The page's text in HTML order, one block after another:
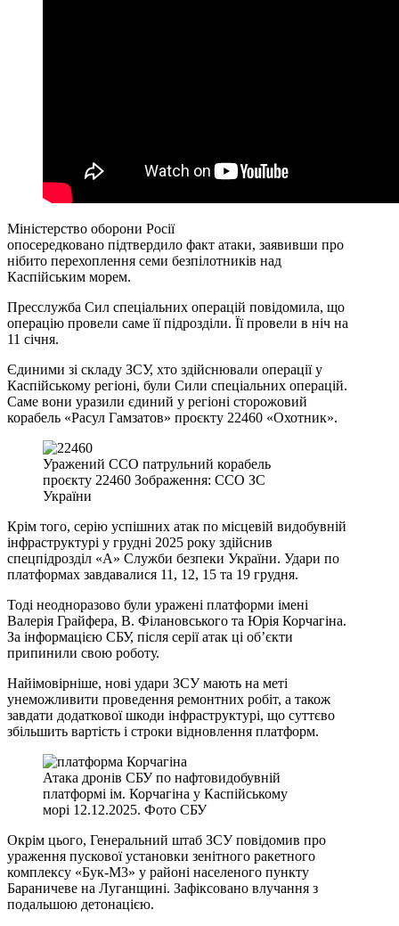
Міністерство оборони Росії
опосередковано підтвердило факт атаки, заявивши про
нібито перехоплення семи безпілотників над
Каспійським морем.
Пресслужба Сил спеціальних операцій повідомила, що
операцію провели саме її підрозділи. Її провели в ніч на
11 січня.
Єдиними зі складу ЗСУ, хто здійснювали операції у
Каспійському регіоні, були Сили спеціальних операцій.
Саме вони уразили єдиний у регіоні сторожовий
корабель «Расул Гамзатов» проєкту 22460 «Охотник».
Уражений ССО патрульний корабель
проєкту 22460 Зображення: ССО ЗС
України
Крім того, серію успішних атак по місцевій видобувній
інфраструктурі у грудні 2025 року здійснив
спецпідрозділ «А» Служби безпеки України. Удари по
платформах завдавалися 11, 12, 15 та 19 грудня.
Тоді неодноразово були уражені платформи імені
Валерія Грайфера, В. Філановського та Юрія Корчагіна.
За інформацією СБУ, після серії атак ці об’єкти
припинили свою роботу.
Найімовірніше, нові удари ЗСУ мають на меті
унеможливити проведення ремонтних робіт, а також
завдати додаткової шкоди інфраструктурі, що суттєво
збільшить вартість і строки відновлення платформ.
Атака дронів СБУ по нафтовидобувній
платформі ім. Корчагіна у Каспійському
морі 12.12.2025. Фото СБУ
Окрім цього, Генеральний штаб ЗСУ повідомив про
ураження пускової установки зенітного ракетного
комплексу «Бук-М3» у районі населеного пункту
Бараничеве на Луганщині. Зафіксовано влучання з
подальшою детонацією.